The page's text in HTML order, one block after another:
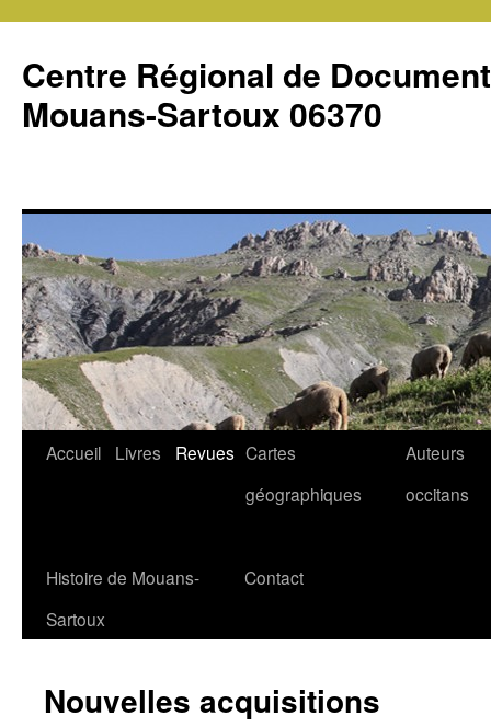
Centre Régional de
Mouans-Sartoux 06370
Accueil Livres Revues Cartes
géographiques
Auteurs
occitans
Histoire de Mouans-
Sartoux
Contact
Nouvelles acquisitions